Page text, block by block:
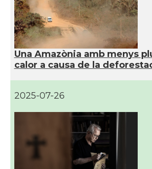
Una Amazònia amb menys
calor a causa de la
2025-07-26